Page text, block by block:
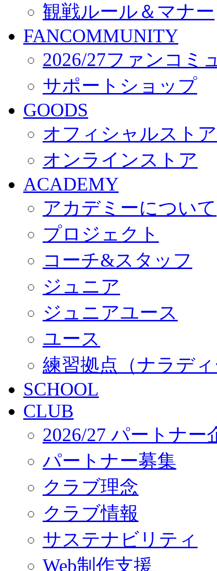
観戦ルール＆マナー
FANCOMMUNITY
2026/27ファンコミ
サポートショップ
GOODS
オフィシャルスト
オンラインストア
ACADEMY
アカデミーについて
プロジェクト
コーチ&スタッフ
ジュニア
ジュニアユース
ユース
練習拠点（ナラデ
SCHOOL
CLUB
2026/27 パートナー
パートナー募集
クラブ理念
クラブ情報
サステナビリティ
Web制作支援